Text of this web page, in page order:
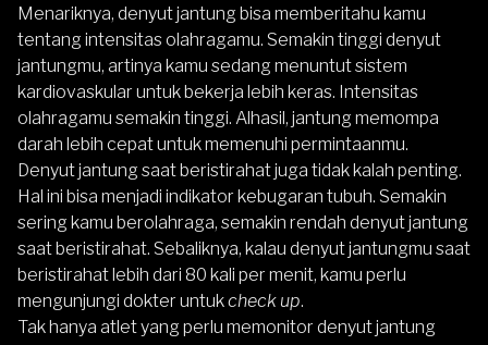
Menariknya, denyut jantung bisa memberitahu kamu
tentang intensitas olahragamu. Semakin tinggi denyut
jantungmu, artinya kamu sedang menuntut sistem
kardiovaskular untuk bekerja lebih keras. Intensitas
olahragamu semakin tinggi. Alhasil, jantung memompa
darah lebih cepat untuk memenuhi permintaanmu.
Denyut jantung saat beristirahat juga tidak kalah penting.
Hal ini bisa menjadi indikator kebugaran tubuh. Semakin
sering kamu berolahraga, semakin rendah denyut jantung
saat beristirahat. Sebaliknya, kalau denyut jantungmu saat
beristirahat lebih dari 80 kali per menit, kamu perlu
mengunjungi dokter untukcheck up.
Tak hanya atlet yang perlu memonitor denyut jantung